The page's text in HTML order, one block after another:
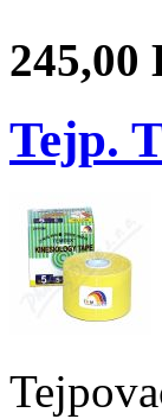
245,00
Tejp.